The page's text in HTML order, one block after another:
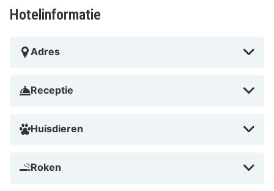
Hotelinformatie
Adres
Receptie
Huisdieren
Roken